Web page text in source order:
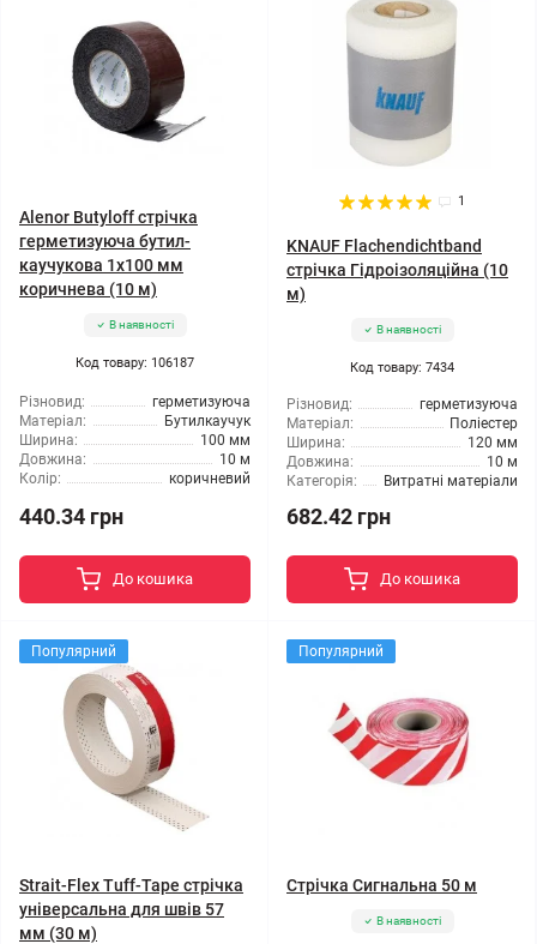
Alenor Butyloff стрічка
герметизуюча бутил-
каучукова 1х100 мм
коричнева (10 м)
В наявності
Код товару: 106187
Різновид:
герметизуюча
Матеріал:
Бутилкаучук
Ширина:
100 мм
Довжина:
10 м
Колір:
коричневий
440.34 грн
До кошика
1
KNAUF Flachendichtband
стрічка Гідроізоляційна (10
м)
В наявності
Код товару: 7434
Різновид:
герметизуюча
Матеріал:
Поліестер
Ширина:
120 мм
Довжина:
10 м
Категорія:
Витратні матеріали
682.42 грн
До кошика
Популярний
Strait-Flex Tuff-Tape стрічка
універсальна для швів 57
мм (30 м)
Популярний
Стрічка Сигнальна 50 м
В наявності